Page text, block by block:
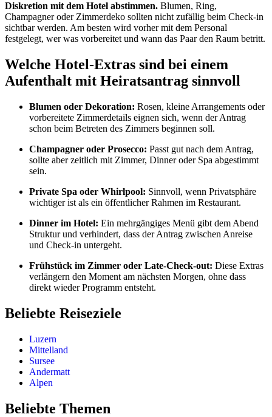
Diskretion mit dem Hotel abstimmen. Blumen, Ring,
Champagner oder Zimmerdeko sollten nicht zufällig beim Check-in
sichtbar werden. Am besten wird vorher mit dem Personal
festgelegt, wer was vorbereitet und wann das Paar den Raum betritt.
Welche Hotel-Extras sind bei einem
Aufenthalt mit Heiratsantrag sinnvoll
Blumen oder Dekoration: Rosen, kleine Arrangements oder
vorbereitete Zimmerdetails eignen sich, wenn der Antrag
schon beim Betreten des Zimmers beginnen soll.
Champagner oder Prosecco: Passt gut nach dem Antrag,
sollte aber zeitlich mit Zimmer, Dinner oder Spa abgestimmt
sein.
Private Spa oder Whirlpool: Sinnvoll, wenn Privatsphäre
wichtiger ist als ein öffentlicher Rahmen im Restaurant.
Dinner im Hotel: Ein mehrgängiges Menü gibt dem Abend
Struktur und verhindert, dass der Antrag zwischen Anreise
und Check-in untergeht.
Frühstück im Zimmer oder Late-Check-out: Diese Extras
verlängern den Moment am nächsten Morgen, ohne dass
direkt wieder Programm entsteht.
Beliebte Reiseziele
Luzern
Mittelland
Sursee
Andermatt
Alpen
Beliebte Themen